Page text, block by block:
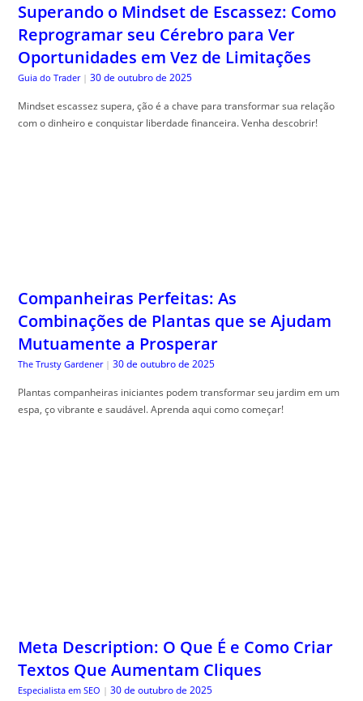
Superando o Mindset de Escassez: Como
Reprogramar seu Cérebro para Ver
Oportunidades em Vez de Limitações
Guia do Trader | 30 de outubro de 2025
Mindset escassez supera, ção é a chave para transformar sua relação
com o dinheiro e conquistar liberdade financeira. Venha descobrir!
Companheiras Perfeitas: As
Combinações de Plantas que se Ajudam
Mutuamente a Prosperar
The Trusty Gardener | 30 de outubro de 2025
Plantas companheiras iniciantes podem transformar seu jardim em um
espa, ço vibrante e saudável. Aprenda aqui como começar!
Meta Description: O Que É e Como Criar
Textos Que Aumentam Cliques
Especialista em SEO | 30 de outubro de 2025